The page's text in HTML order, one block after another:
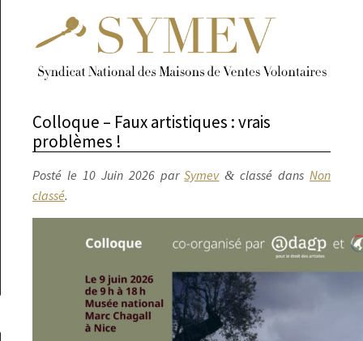
Colloque – Faux artistiques : vrais
problèmes !
Posté le 10 Juin 2026parSymev &classé dansNon
classé.